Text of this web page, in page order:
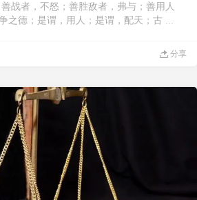
战者，不怒；善胜敌者，弗与；善用人
之德；是谓，用人；是谓，配天；古 ...
分享